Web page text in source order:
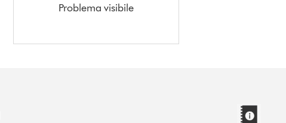
Problema visibile